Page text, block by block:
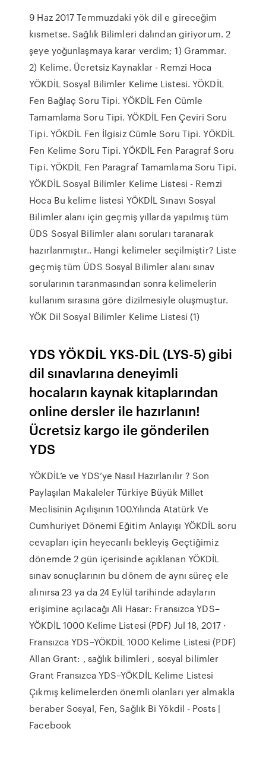
9 Haz 2017 Temmuzdaki yök dil e gireceğim
kısmetse. Sağlık Bilimleri dalından giriyorum. 2
şeye yoğunlaşmaya karar verdim; 1) Grammar.
2) Kelime. Ücretsiz Kaynaklar - Remzi Hoca
YÖKDİL Sosyal Bilimler Kelime Listesi. YÖKDİL
Fen Bağlaç Soru Tipi. YÖKDİL Fen Cümle
Tamamlama Soru Tipi. YÖKDİL Fen Çeviri Soru
Tipi. YÖKDİL Fen İlgisiz Cümle Soru Tipi. YÖKDİL
Fen Kelime Soru Tipi. YÖKDİL Fen Paragraf Soru
Tipi. YÖKDİL Fen Paragraf Tamamlama Soru Tipi.
YÖKDİL Sosyal Bilimler Kelime Listesi - Remzi
Hoca Bu kelime listesi YÖKDİL Sınavı Sosyal
Bilimler alanı için geçmiş yıllarda yapılmış tüm
ÜDS Sosyal Bilimler alanı soruları taranarak
hazırlanmıştır.. Hangi kelimeler seçilmiştir? Liste
geçmiş tüm ÜDS Sosyal Bilimler alanı sınav
sorularının taranmasından sonra kelimelerin
kullanım sırasına göre dizilmesiyle oluşmuştur.
YÖK Dil Sosyal Bilimler Kelime Listesi (1)
YDS YÖKDİL YKS-DİL (LYS-5) gibi
dil sınavlarına deneyimli
hocaların kaynak kitaplarından
online dersler ile hazırlanın!
Ücretsiz kargo ile gönderilen
YDS
YÖKDİL’e ve YDS’ye Nasıl Hazırlanılır ? Son
Paylaşılan Makaleler Türkiye Büyük Millet
Meclisinin Açılışının 100.Yılında Atatürk Ve
Cumhuriyet Dönemi Eğitim Anlayışı YÖKDİL soru
cevapları için heyecanlı bekleyiş Geçtiğimiz
dönemde 2 gün içerisinde açıklanan YÖKDİL
sınav sonuçlarının bu dönem de aynı süreç ele
alınırsa 23 ya da 24 Eylül tarihinde adayların
erişimine açılacağı Ali Hasar: Fransızca YDS–
YÖKDİL 1000 Kelime Listesi (PDF) Jul 18, 2017 ·
Fransızca YDS–YÖKDİL 1000 Kelime Listesi (PDF)
Allan Grant: , sağlık bilimleri , sosyal bilimler
Grant Fransızca YDS–YÖKDİL Kelime Listesi
Çıkmış kelimelerden önemli olanları yer almakla
beraber Sosyal, Fen, Sağlık Bi Yökdil - Posts |
Facebook